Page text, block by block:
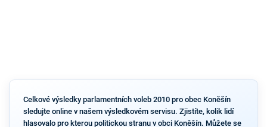
Celkové výsledky parlamentních voleb 2010 pro obec Koněšín
sledujte online v našem výsledkovém servisu. Zjistíte, kolik lidí
hlasovalo pro kterou politickou stranu v obci Koněšín. Můžete se